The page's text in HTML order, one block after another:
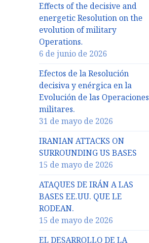
Effects of the decisive and
energetic Resolution on the
evolution of military
Operations.
6 de junio de 2026
Efectos de la Resolución
decisiva y enérgica en la
Evolución de las Operaciones
militares.
31 de mayo de 2026
IRANIAN ATTACKS ON
SURROUNDING US BASES
15 de mayo de 2026
ATAQUES DE IRÁN A LAS
BASES EE.UU. QUE LE
RODEAN.
15 de mayo de 2026
EL DESARROLLO DE LA